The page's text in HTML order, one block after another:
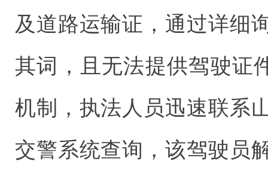
及道路运输证，通过详细
其词，且无法提供驾驶证
机制，执法人员迅速联系
交警系统查询，该驾驶员